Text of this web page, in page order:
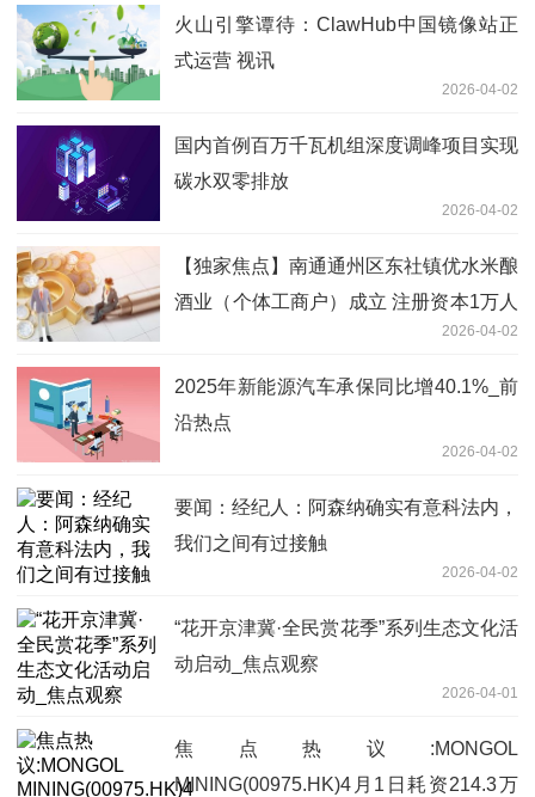
火山引擎谭待：ClawHub中国镜像站正
式运营 视讯
2026-04-02
国内首例百万千瓦机组深度调峰项目实现
碳水双零排放
2026-04-02
【独家焦点】南通通州区东社镇优水米酿
酒业（个体工商户）成立 注册资本1万人
2026-04-02
2025年新能源汽车承保同比增40.1%_前
沿热点
2026-04-02
要闻：经纪人：阿森纳确实有意科法内，
我们之间有过接触
2026-04-02
“花开京津冀·全民赏花季”系列生态文化活
动启动_焦点观察
2026-04-01
焦点热议:MONGOL
MINING(00975.HK)4月1日耗资214.3万